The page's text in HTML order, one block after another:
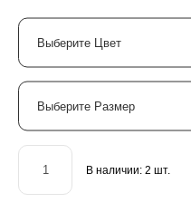
Выберите Цвет
Выберите Размер
В наличии: 2 шт.